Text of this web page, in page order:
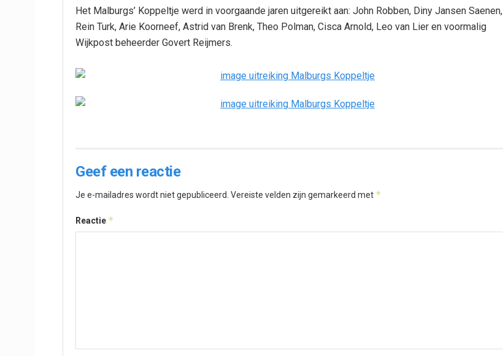
Het Malburgs’ Koppeltje werd in voorgaande jaren uitgereikt aan: John Robben, Diny Jansen Saenen,
Rein Turk, Arie Koorneef, Astrid van Brenk, Theo Polman, Cisca Arnold, Leo van Lier en voormalig
Wijkpost beheerder Govert Reijmers.
Geef een reactie
Je e-mailadres wordt niet gepubliceerd. Vereiste velden zijn gemarkeerd met *
Reactie *